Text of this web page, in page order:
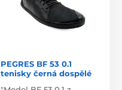
PEGRES BF 53 0.1
tenisky černá dospělé